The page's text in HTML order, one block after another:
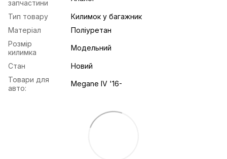
запчастини
Тип товару
Килимок у багажник
Матеріал
Поліуретан
Розмір
килимка
Модельний
Стан
Новий
Товари для
авто:
Megane IV '16-